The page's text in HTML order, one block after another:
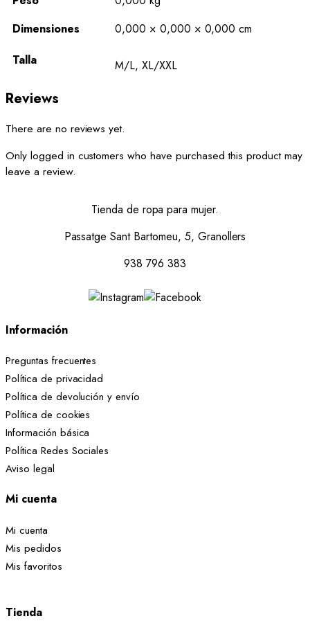
Dimensiones
0,000 × 0,000 × 0,000 cm
Talla
M/L, XL/XXL
Reviews
There are no reviews yet.
Only logged in customers who have purchased this product may
leave a review.
Tienda de ropa para mujer.
Passatge Sant Bartomeu, 5, Granollers
938 796 383
Información
Preguntas frecuentes
Política de privacidad
Política de devolución y envío
Política de cookies
Información básica
Política Redes Sociales
Aviso legal
Mi cuenta
Mi cuenta
Mis pedidos
Mis favoritos
Tienda